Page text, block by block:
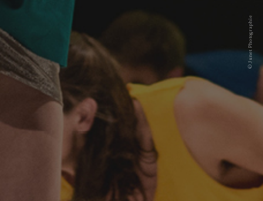
© Junet Photographie